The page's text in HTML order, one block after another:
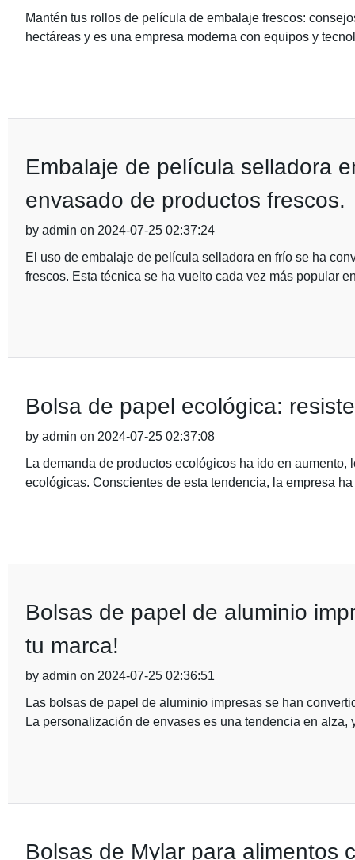
Mantén tus rollos de película de embalaje frescos:
hectáreas y es una empresa moderna con equipos y
Embalaje de película selladora
envasado de productos frescos.
by admin on 2024-07-25 02:37:24
El uso de embalaje de película selladora en frío se ha
frescos. Esta técnica se ha vuelto cada vez más popular
Bolsa de papel ecológica:
by admin on 2024-07-25 02:37:08
La demanda de productos ecológicos ha ido en
ecológicas. Conscientes de esta tendencia, la empresa
Bolsas de papel de aluminio
tu marca!
by admin on 2024-07-25 02:36:51
Las bolsas de papel de aluminio impresas se han
La personalización de envases es una tendencia en alza,
Bolsas de Mylar para alimentos